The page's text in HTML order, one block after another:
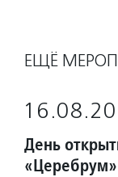
ЕЩЁ
День
«Церебрум»